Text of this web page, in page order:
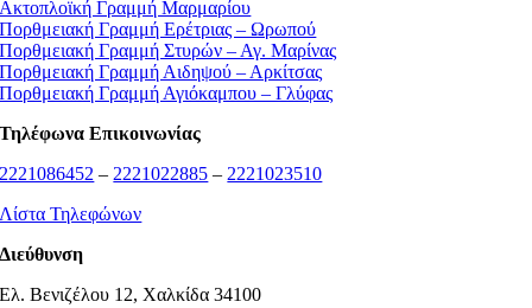
Ακτοπλοϊκή Γραμμή Μαρμαρίου
Πορθμειακή Γραμμή Ερέτριας – Ωρωπού
Πορθμειακή Γραμμή Στυρών – Αγ. Μαρίνας
Πορθμειακή Γραμμή Αιδηψού – Αρκίτσας
Πορθμειακή Γραμμή Αγιόκαμπου – Γλύφας
Τηλέφωνα Επικοινωνίας
2221086452 – 2221022885 – 2221023510
Λίστα Τηλεφώνων
Διεύθυνση
Ελ. Βενιζέλου 12, Χαλκίδα 34100